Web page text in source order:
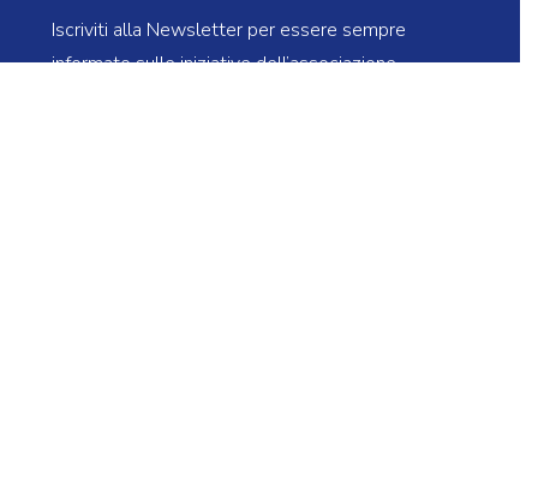
Iscriviti alla Newsletter per essere sempre
informato sulle iniziative dell’associazione